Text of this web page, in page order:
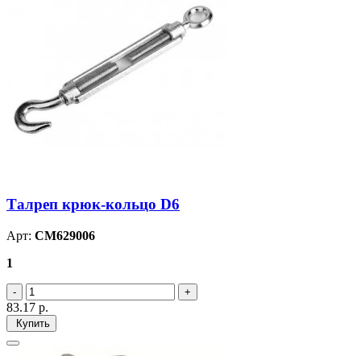
Талреп крюк-кольцо D6
Арт: CM629006
1
83.17 р.
Купить